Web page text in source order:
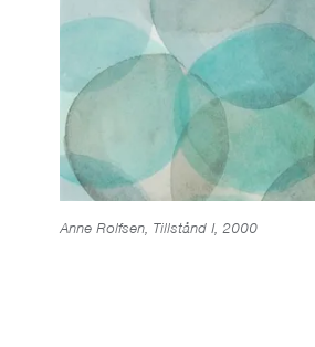
Anne Rolfsen, Tillstånd I, 2000